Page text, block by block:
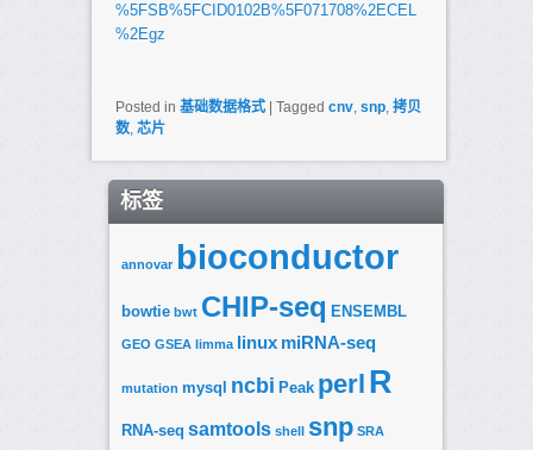
%5FSB%5FCID0102B%5F071708%2ECEL
%2Egz
Posted in 基础数据格式 | Tagged cnv, snp, 拷贝
数, 芯片
标签
annovar bioconductor
bowtie bwt CHIP-seq ENSEMBL
GEO GSEA limma linux miRNA-seq
mutation mysql ncbi Peak perl R
RNA-seq samtools shell snp SRA